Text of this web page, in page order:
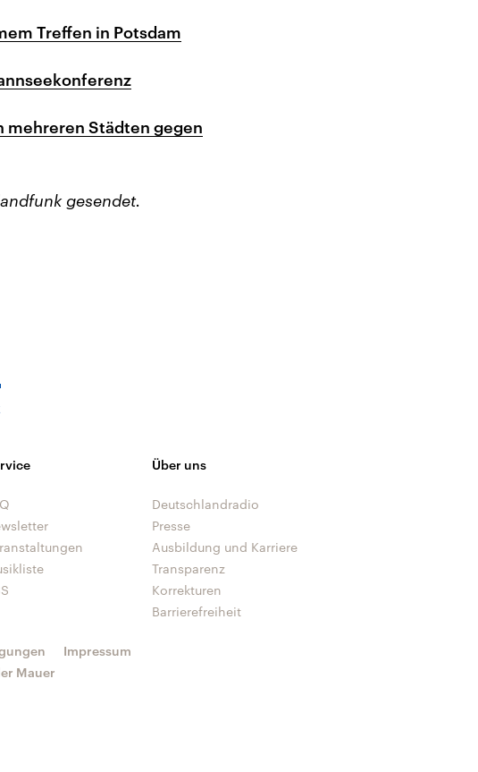
Treffen in Potsdam
mehreren Städten gegen
gesendet.
Über uns
Deutschlandradio
Presse
Ausbildung und Karriere
Transparenz
Korrekturen
Barrierefreiheit
Impressum
Mauer